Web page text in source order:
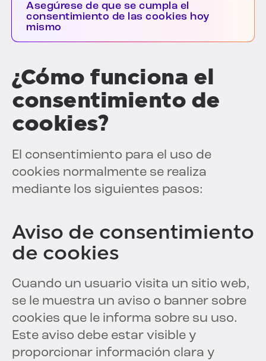
Asegúrese de que se cumpla el
consentimiento de las cookies hoy
mismo
¿Cómo funciona el
consentimiento de
cookies?
El consentimiento para el uso de
cookies normalmente se realiza
mediante los siguientes pasos:
Aviso de consentimiento
de cookies
Cuando un usuario visita un sitio web,
se le muestra un aviso o banner sobre
cookies que le informa sobre su uso.
Este aviso debe estar visible y
proporcionar información clara y